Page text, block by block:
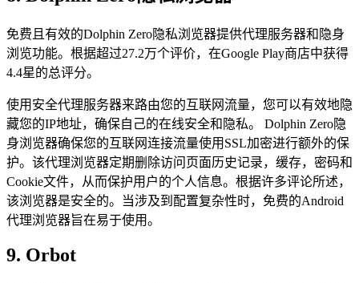
免费且有效的Dolphin Zero隐私浏览器提供代理服务器和隐身
浏览功能。根据超过27.2万个评价，在Google Play商店中获得
4.4星的总评分。
使用安全代理服务器来路由您的互联网流量，您可以有效地隐
藏您的IP地址，确保自己的在线安全和隐私。 Dolphin Zero隐
身浏览器确保您的互联网连接流量使用SSL加密进行额外的保
护。该代理浏览器定期删除访问页面历史记录，缓存，密码和
Cookie文件，从而保护用户的个人信息。根据许多评论所述，
该浏览器是安全的。当涉及到配置复杂性时，免费的Android
代理浏览器旨在易于使用。
9. Orbot